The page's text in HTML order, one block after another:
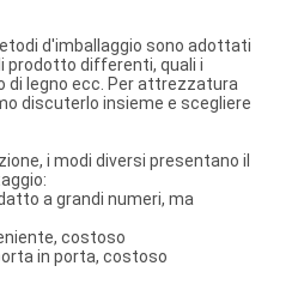
d'imballaggio sono adottati
prodotto differenti, quali i
di legno ecc. Per attrezzatura
discuterlo insieme e scegliere
i modi diversi presentano il
a grandi numeri, ma
costoso
in porta, costoso